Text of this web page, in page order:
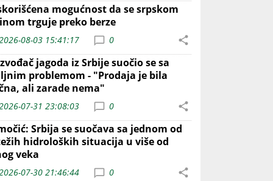
mogućnost da se srpskom
trguje preko berze
08-03 15:41:17 0
jagoda iz Srbije suočio se sa
problemom - "Prodaja je bila
ali zarade nema"
07-31 23:08:03 0
Srbija se suočava sa jednom od
hidroloških situacija u više od
veka
07-30 21:46:44 0